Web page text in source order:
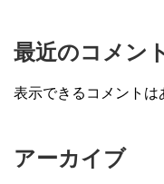
最近のコメン
表示できるコメントは
アーカイブ